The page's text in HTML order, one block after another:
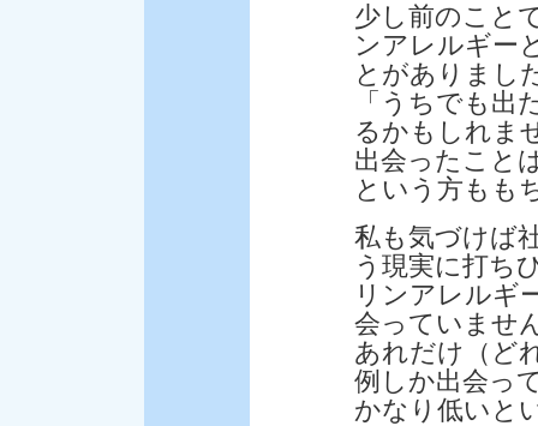
少し前のこと
ンアレルギー
とがありまし
「うちでも
るかもしれま
出会ったこと
という方もも
私も気づけば
う現実に打ち
リンアレルギ
会っていませ
あれだけ（ど
例しか出会っ
かなり低いと